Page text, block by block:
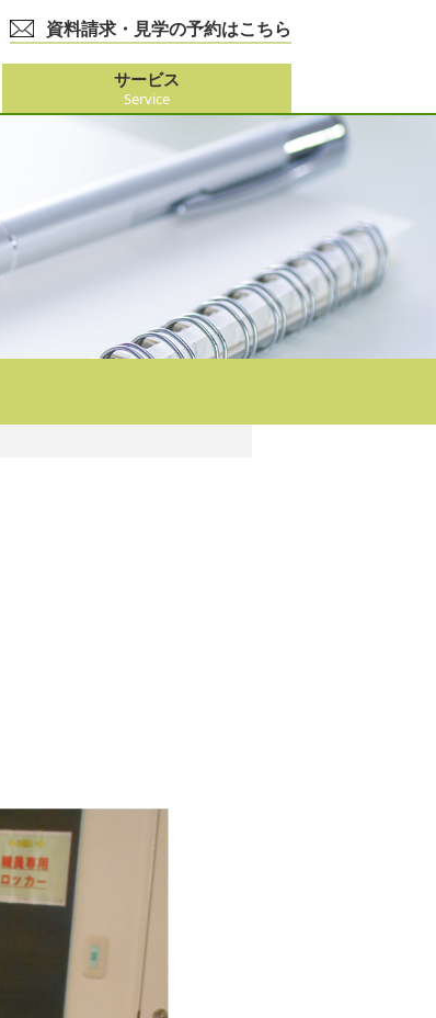
資料請求・見学の予約はこちら
サービス
Service